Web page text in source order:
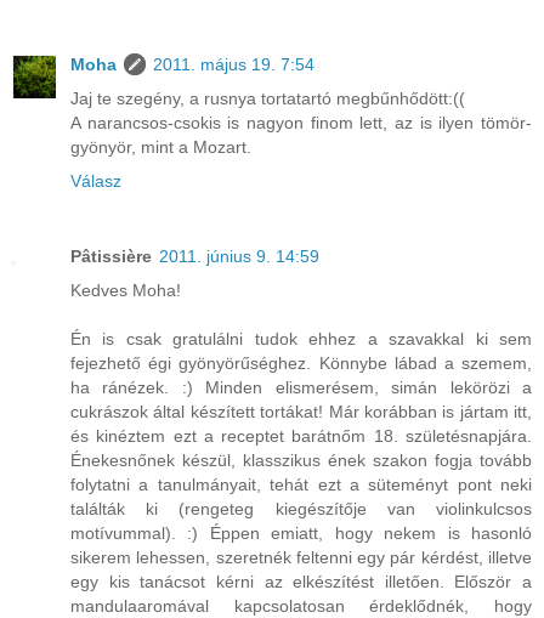
Moha
2011. május 19. 7:54
Jaj te szegény, a rusnya tortatartó megbűnhődött:((
A narancsos-csokis is nagyon finom lett, az is ilyen tömör-
gyönyör, mint a Mozart.
Válasz
Pâtissière 2011. június 9. 14:59
Kedves Moha!
Én is csak gratulálni tudok ehhez a szavakkal ki sem
fejezhető égi gyönyörűséghez. Könnybe lábad a szemem,
ha ránézek. :) Minden elismerésem, simán lekörözi a
cukrászok által készített tortákat! Már korábban is jártam itt,
és kinéztem ezt a receptet barátnőm 18. születésnapjára.
Énekesnőnek készül, klasszikus ének szakon fogja tovább
folytatni a tanulmányait, tehát ezt a süteményt pont neki
találták ki (rengeteg kiegészítője van violinkulcsos
motívummal). :) Éppen emiatt, hogy nekem is hasonló
sikerem lehessen, szeretnék feltenni egy pár kérdést, illetve
egy kis tanácsot kérni az elkészítést illetően. Először a
mandulaaromával kapcsolatosan érdeklődnék, hogy